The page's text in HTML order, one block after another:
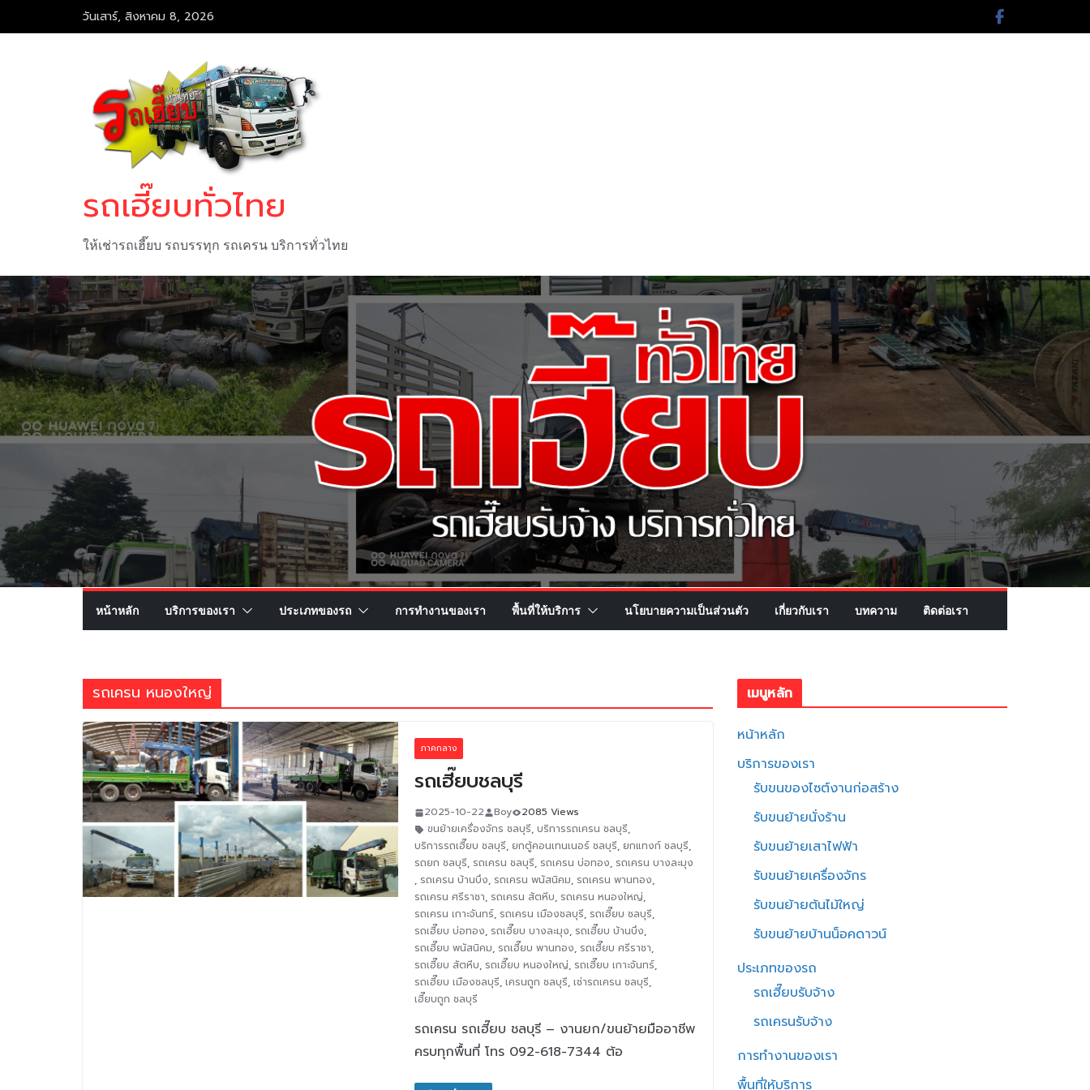
to
วันเสาร์, สิงหาคม 8, 2026
รถเฮี๊ยบทั่วไทย
ให้เช่ารถเฮี๊ยบ รถบรรทุก รถเครน บริการทั่วไทย
หน้าหลัก บริการของเรา ประเภทของรถ การทำงานของเรา พื้นที่ให้บริการ นโยบายความเป็นส่วนตัว เกี่ยวกับเรา บทความ ติดต่อเรา
รถเครน หนองใหญ่
ภาคกลาง
รถเฮี๊ยบชลบุรี
2025-10-22 Boy
2085 Views
ขนย้ายเครื่องจักร ชลบุรี, บริการรถเครน ชลบุรี,
บริการรถเฮี๊ยบ ชลบุรี, ยกตู้คอนเทนเนอร์ ชลบุรี, ยกแทงก์ ชลบุรี,
รถยก ชลบุรี, รถเครน ชลบุรี, รถเครน บ่อทอง, รถเครน บางละมุง
, รถเครน บ้านบึง, รถเครน พนัสนิคม, รถเครน พานทอง,
รถเครน ศรีราชา, รถเครน สัตหีบ, รถเครน หนองใหญ่,
รถเครน เกาะจันทร์, รถเครน เมืองชลบุรี, รถเฮี๊ยบ ชลบุรี,
รถเฮี๊ยบ บ่อทอง, รถเฮี๊ยบ บางละมุง, รถเฮี๊ยบ บ้านบึง,
รถเฮี๊ยบ พนัสนิคม, รถเฮี๊ยบ พานทอง, รถเฮี๊ยบ ศรีราชา,
รถเฮี๊ยบ สัตหีบ, รถเฮี๊ยบ หนองใหญ่, รถเฮี๊ยบ เกาะจันทร์,
รถเฮี๊ยบ เมืองชลบุรี, เครนถูก ชลบุรี, เช่ารถเครน ชลบุรี,
เฮี๊ยบถูก ชลบุรี
รถเครน รถเฮี๊ยบ ชลบุรี – งานยก/ขนย้ายมืออาชีพ
ครบทุกพื้นที่ โทร 092-618-7344 ต้อ
เมนูหลัก
หน้าหลัก
บริการของเรา
รับขนของไซต์งานก่อสร้าง
รับขนย้ายนั่งร้าน
รับขนย้ายเสาไฟฟ้า
รับขนย้ายเครื่องจักร
รับขนย้ายต้นไม้ใหญ่
รับขนย้ายบ้านน็อคดาวน์
ประเภทของรถ
รถเฮี๊ยบรับจ้าง
รถเครนรับจ้าง
การทำงานของเรา
พื้นที่ให้บริการ